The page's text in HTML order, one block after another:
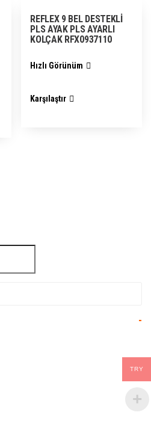
REFLEX 9 BEL DESTEKLİ
PLS AYAK PLS AYARLI
KOLÇAK RFX0937110
Hızlı Görünüm
Karşılaştır
-
TRY